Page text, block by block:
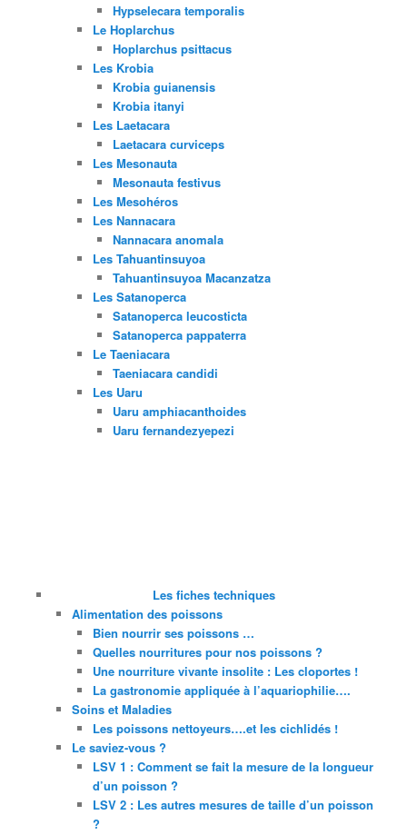
Hypselecara temporalis
Le Hoplarchus
Hoplarchus psittacus
Les Krobia
Krobia guianensis
Krobia itanyi
Les Laetacara
Laetacara curviceps
Les Mesonauta
Mesonauta festivus
Les Mesohéros
Les Nannacara
Nannacara anomala
Les Tahuantinsuyoa
Tahuantinsuyoa Macanzatza
Les Satanoperca
Satanoperca leucosticta
Satanoperca pappaterra
Le Taeniacara
Taeniacara candidi
Les Uaru
Uaru amphiacanthoides
Uaru fernandezyepezi
Les fiches techniques
Alimentation des poissons
Bien nourrir ses poissons …
Quelles nourritures pour nos poissons ?
Une nourriture vivante insolite : Les cloportes !
La gastronomie appliquée à l’aquariophilie….
Soins et Maladies
Les poissons nettoyeurs….et les cichlidés !
Le saviez-vous ?
LSV 1 : Comment se fait la mesure de la longueur
d’un poisson ?
LSV 2 : Les autres mesures de taille d’un poisson
?